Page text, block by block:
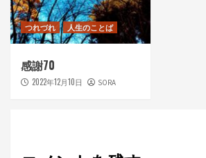
つれづれ 人生のことば
感謝70
2022年12月10日 SORA